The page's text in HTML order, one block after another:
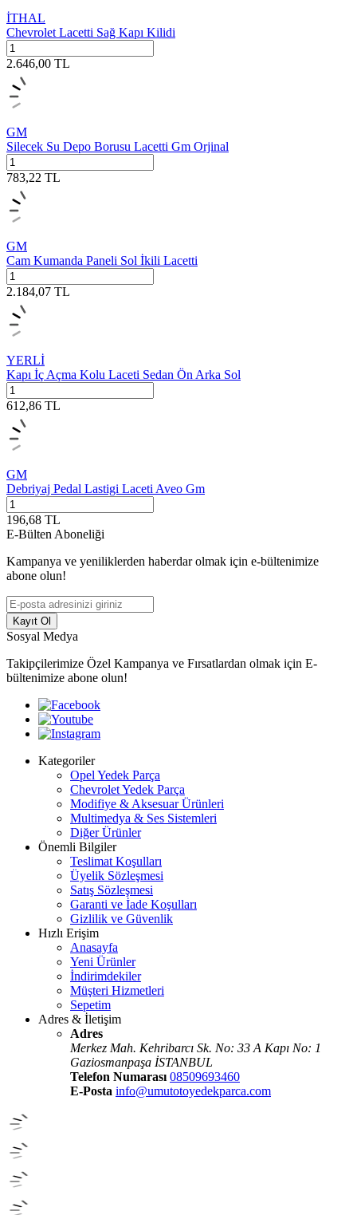
İTHAL
Chevrolet Lacetti Sağ Kapı Kilidi
2.646,00 TL
GM
Silecek Su Depo Borusu Lacetti Gm Orjinal
783,22 TL
GM
Cam Kumanda Paneli Sol İkili Lacetti
2.184,07 TL
YERLİ
Kapı İç Açma Kolu Laceti Sedan Ön Arka Sol
612,86 TL
GM
Debriyaj Pedal Lastigi Laceti Aveo Gm
196,68 TL
E-Bülten Aboneliği
Kampanya ve yeniliklerden haberdar olmak için e-bültenimize
abone olun!
Kayıt Ol
Sosyal Medya
Takipçilerimize Özel Kampanya ve Fırsatlardan olmak için E-
bültenimize abone olun!
Kategoriler
Opel Yedek Parça
Chevrolet Yedek Parça
Modifiye & Aksesuar Ürünleri
Multimedya & Ses Sistemleri
Diğer Ürünler
Önemli Bilgiler
Teslimat Koşulları
Üyelik Sözleşmesi
Satış Sözleşmesi
Garanti ve İade Koşulları
Gizlilik ve Güvenlik
Hızlı Erişim
Anasayfa
Yeni Ürünler
İndirimdekiler
Müşteri Hizmetleri
Sepetim
Adres & İletişim
Adres
Merkez Mah. Kehribarcı Sk. No: 33 A Kapı No: 1
Gaziosmanpaşa İSTANBUL
Telefon Numarası 08509693460
E-Posta info@umutotoyedekparca.com